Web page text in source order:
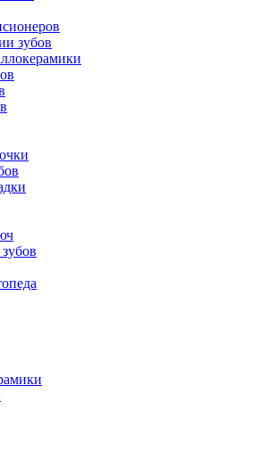
зубов